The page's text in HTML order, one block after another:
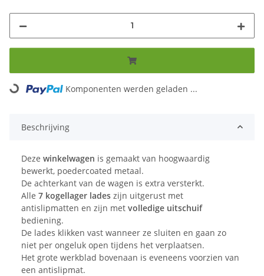
Loading... Komponenten werden geladen ...
Beschrijving
Deze winkelwagen is gemaakt van hoogwaardig
bewerkt, poedercoated metaal.
De achterkant van de wagen is extra versterkt.
Alle 7 kogellager lades zijn uitgerust met
antislipmatten en zijn met volledige uitschuif
bediening.
De lades klikken vast wanneer ze sluiten en gaan zo
niet per ongeluk open tijdens het verplaatsen.
Het grote werkblad bovenaan is eveneens voorzien van
een antislipmat.